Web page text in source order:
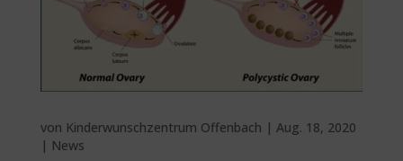
von Kinderwunschzentrum Offenbach | Aug. 18, 2020
| News